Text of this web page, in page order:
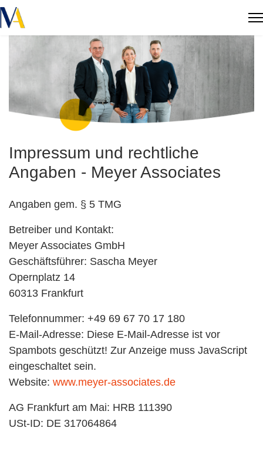
Impressum und rechtliche
Angaben - Meyer Associates
Angaben gem. § 5 TMG
Betreiber und Kontakt:
Meyer Associates GmbH
Geschäftsführer: Sascha Meyer
Opernplatz 14
60313 Frankfurt
Telefonnummer: +49 69 67 70 17 180
E-Mail-Adresse: Diese E-Mail-Adresse ist vor
Spambots geschützt! Zur Anzeige muss JavaScript
eingeschaltet sein.
Website: www.meyer-associates.de
AG Frankfurt am Mai: HRB 111390
USt-ID: DE 317064864